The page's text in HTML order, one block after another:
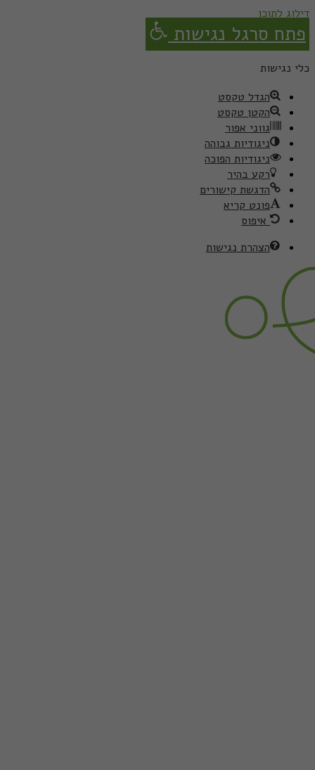
דילוג לתוכן
פתח סרגל נגישות
כלי נגישות
הגדל טקסט
הקטן טקסט
גווני אפור
ניגודיות גבוהה
ניגודיות הפוכה
רקע בהיר
הדגשת קישורים
פונט קריא
איפוס
הצהרת נגישות